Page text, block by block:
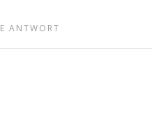
ANTWORT